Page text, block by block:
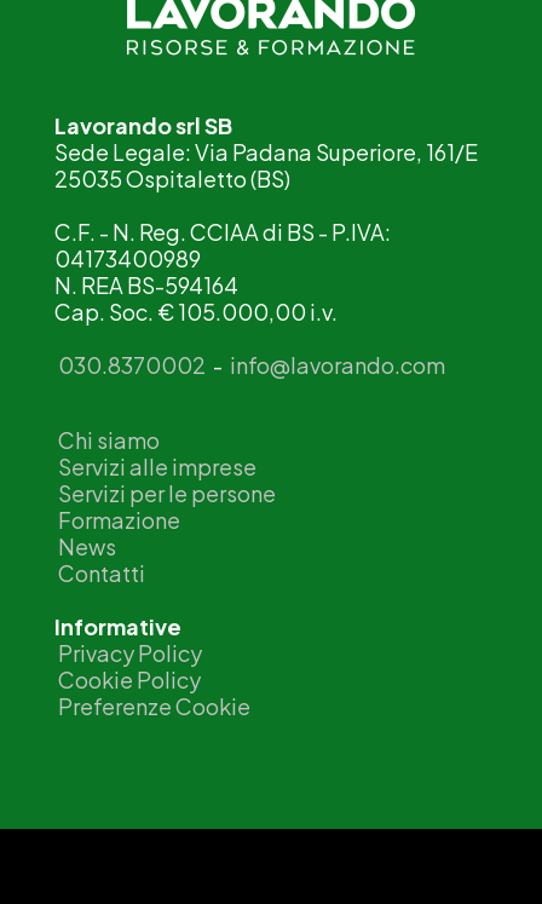
Lavorando srl SB
Sede Legale: Via Padana Superiore, 161/E
25035 Ospitaletto (BS)
C.F. - N. Reg. CCIAA di BS - P.IVA:
04173400989
N. REA BS-594164
Cap. Soc. € 105.000,00 i.v.
030.8370002 - info@lavorando.com
Chi siamo
Servizi alle imprese
Servizi per le persone
Formazione
News
Contatti
Informative
Privacy Policy
Cookie Policy
Preferenze Cookie